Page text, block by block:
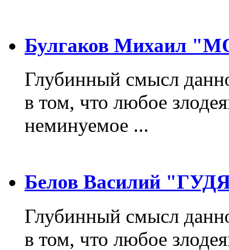
Булгаков Михаил
Глубинный смысл
в том, что любое
неминуемое ...
Белов Василий
Глубинный смысл
в том, что любое